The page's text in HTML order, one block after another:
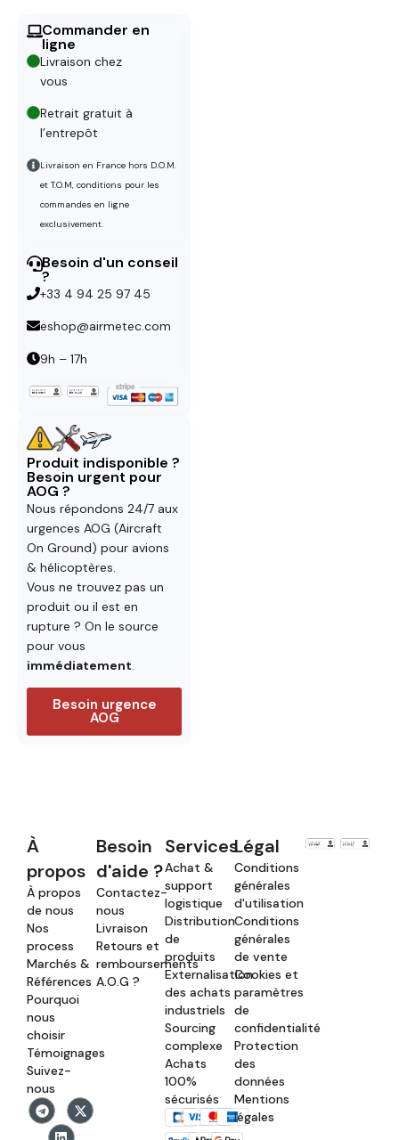
Commander en
ligne
Livraison chez
vous
Retrait gratuit à
l’entrepôt
Livraison en France hors D.O.M.
et T.O.M, conditions pour les
commandes en ligne
exclusivement.
Besoin d'un conseil
?
+33 4 94 25 97 45
eshop@airmetec.com
9h – 17h
Produit indisponible ?
Besoin urgent pour
AOG ?
Nous répondons 24/7 aux
urgences AOG (Aircraft
On Ground) pour avions
& hélicoptères.
Vous ne trouvez pas un
produit ou il est en
rupture ? On le source
pour vous
immédiatement.
Besoin urgence
AOG
À
propos
À propos
de nous
Nos
process
Marchés &
Références
Pourquoi
nous
choisir
Témoignages
Suivez-
nous
Besoin
d'aide ?
Contactez-
nous
Livraison
Retours et
remboursements
A.O.G ?
Services
Achat &
support
logistique
Distribution
de
produits
Externalisation
des achats
industriels
Sourcing
complexe
Achats
100%
sécurisés
Légal
Conditions
générales
d'utilisation
Conditions
générales
de vente
Cookies et
paramètres
de
confidentialité
Protection
des
données
Mentions
légales